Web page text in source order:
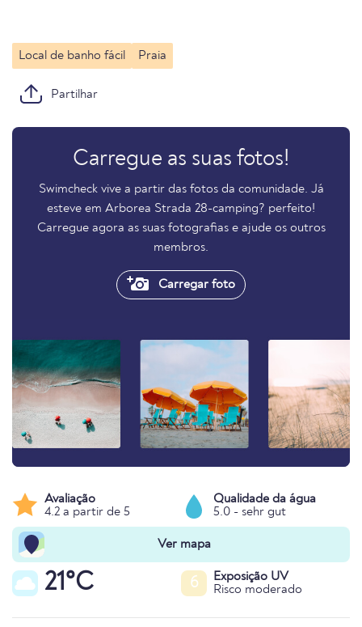
Local de banho fácil Praia
Partilhar
Carregue as suas fotos!
Swimcheck vive a partir das fotos da comunidade. Já
esteve em Arborea Strada 28-camping? perfeito!
Carregue agora as suas fotografias e ajude os outros
membros.
Carregar foto
Avaliação
4.2 a partir de 5
Qualidade da água
5.0 - sehr gut
Ver mapa
21°C 6
Exposição UV
Risco moderado